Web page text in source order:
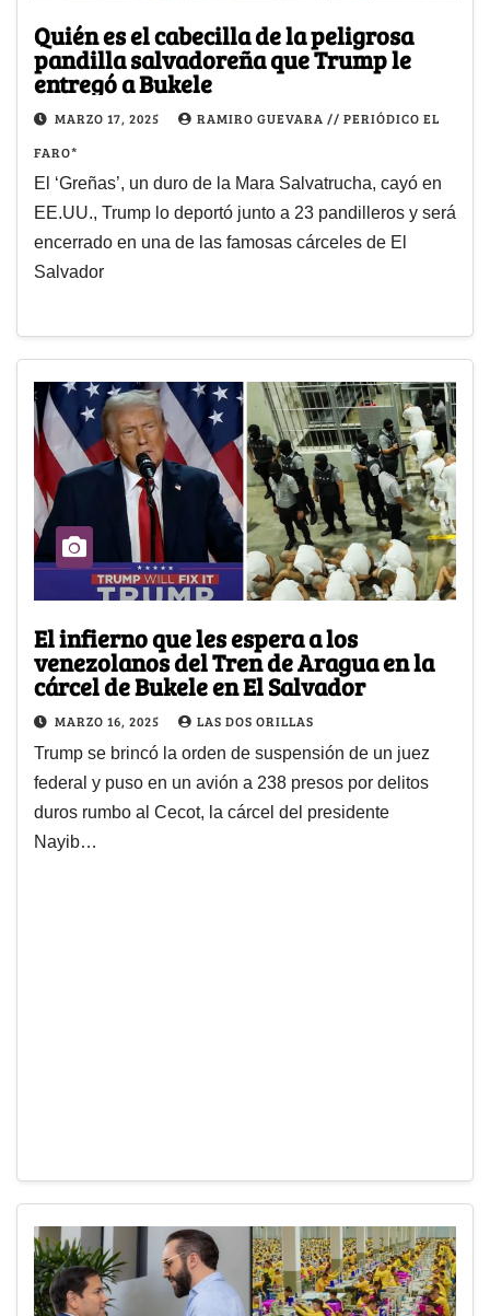
Quién es el cabecilla de la peligrosa
pandilla salvadoreña que Trump le
entregó a Bukele
MARZO 17, 2025
RAMIRO GUEVARA // PERIÓDICO EL
FARO*
El ‘Greñas’, un duro de la Mara Salvatrucha, cayó en
EE.UU., Trump lo deportó junto a 23 pandilleros y será
encerrado en una de las famosas cárceles de El
Salvador
El infierno que les espera a los
venezolanos del Tren de Aragua en la
cárcel de Bukele en El Salvador
MARZO 16, 2025 LAS DOS ORILLAS
Trump se brincó la orden de suspensión de un juez
federal y puso en un avión a 238 presos por delitos
duros rumbo al Cecot, la cárcel del presidente
Nayib…